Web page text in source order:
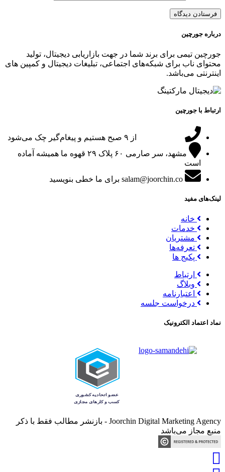
درباره جورچین
جورچین تیمی برای برند شما در جهت بازاریابی دیجیتال، تولید
محتوای ناب برای شبکه‌های اجتماعی، تبلیغات دیجیتال و کمپین های
اینترنتی می‌باشد.
ارتباط با جورچین
از ۹ صبح هستیم و پیغام‌گیر چک می‌شود
مشهد، سر صارمی ۶۰ پلاک ۲۹
قهوه ما همیشه آماده
است
salam@joorchin.co برای ما خطی بنویسید
لینک‌های مفید
خانه
خدمات
مشتریان
تعرفه‌ها
پکیج ها
ارتباط
وبلاگ
اعتبارنامه
درخواست جلسه
نماد اعتماد الکترونیک
Joorchin Digital Marketing Agency - بازنشر مطالب فقط با ذکر
منبع مجاز می‌باشد